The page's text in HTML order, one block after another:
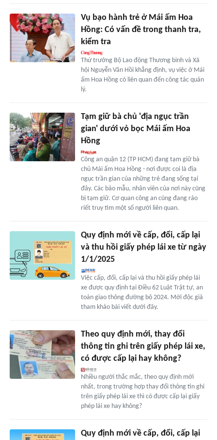
Vụ bạo hành trẻ ở Mái ấm Hoa
Hồng: Có vấn đề trong thanh tra,
kiểm tra
Thứ trưởng Bộ Lao động Thương binh và Xã
hội Nguyễn Văn Hồi khẳng định, vụ việc ở Mái
ấm Hoa Hồng có liên quan đến công tác quản
lý.
Tạm giữ bà chủ 'địa ngục trần
gian' dưới vỏ bọc Mái ấm Hoa
Hồng
Công an quận 12 (TP HCM) đang tạm giữ bà
chủ Mái ấm Hoa Hồng - nơi được coi là địa
ngục trần gian của những trẻ đang sống tại
đây. Các bảo mẫu, nhân viên của nơi này cũng
bị tạm giữ. Cơ quan công an cũng đang ráo
riết truy tìm một số người liên quan.
Quy định mới về cấp, đổi, cấp lại
và thu hồi giấy phép lái xe từ ngày
1/1/2025
Việc cấp, đổi, cấp lại và thu hồi giấy phép lái
xe được quy định tại Điều 62 Luật Trật tự, an
toàn giao thông đường bộ 2024. Mời độc giả
tham khảo bài viết dưới đây.
Theo quy định mới, thay đổi
thông tin ghi trên giấy phép lái xe,
có được cấp lại hay không?
Nhiều người thắc mắc, theo quy định mới
nhất, trong trường hợp thay đổi thông tin ghi
trên giấy phép lái xe thì có được cấp lại giấy
phép lái xe hay không?
Quy định mới về cấp, đổi, cấp lại